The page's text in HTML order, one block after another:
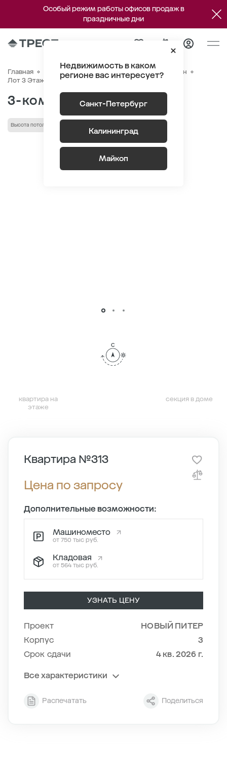
Особый режим работы офисов продаж в
праздничные дни
Недвижимость в каком
регионе вас интересует?
Санкт-Петербург
Калининград
Майкоп
Главная Квартиры
Генплан
Лот 3 Этаж 9
Секция 6 Квартира №313
3-комнатная 67.3 м
Высота потолка 2.75 м
квартира на
этаже
секция в доме
Квартира №313
Цена по запросу
Дополнительные возможности:
Машиноместо
от 750 тыс руб.
Кладовая
от 564 тыс руб.
УЗНАТЬ ЦЕНУ
Проект
НОВЫЙ ПИТЕР
Корпус
3
Срок сдачи
4 кв. 2026 г.
Все характеристики
Секция
6
Распечатать Поделиться